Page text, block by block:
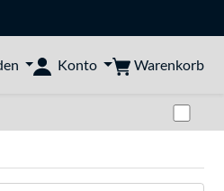
Konto Warenkorb